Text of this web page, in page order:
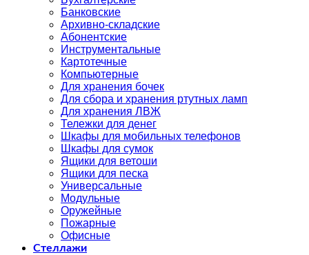
Банковские
Архивно-складские
Абонентские
Инструментальные
Картотечные
Компьютерные
Для хранения бочек
Для сбора и хранения ртутных ламп
Для хранения ЛВЖ
Тележки для денег
Шкафы для мобильных телефонов
Шкафы для сумок
Ящики для ветоши
Ящики для песка
Универсальные
Модульные
Оружейные
Пожарные
Офисные
Стеллажи